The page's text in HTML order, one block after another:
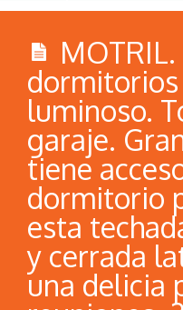
luminoso.
garaje.
tiene
dormitorio
esta
y cerrada
una delicia